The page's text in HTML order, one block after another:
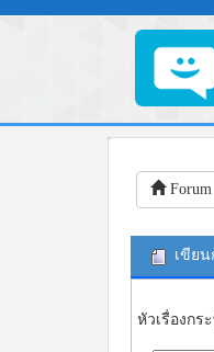
Forum
เขีย
หัวเรื่องกร